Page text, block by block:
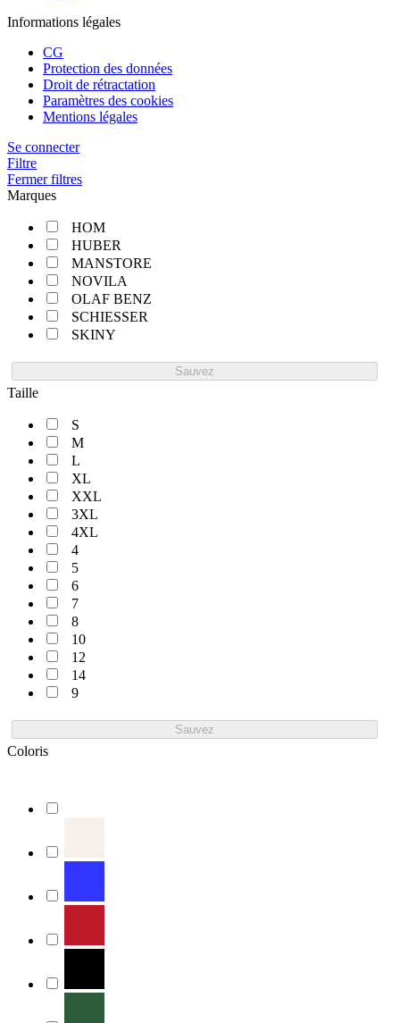
Informations légales
CG
Protection des données
Droit de rétractation
Paramètres des cookies
Mentions légales
Se connecter
Filtre
Fermer filtres
Marques
HOM
HUBER
MANSTORE
NOVILA
OLAF BENZ
SCHIESSER
SKINY
Sauvez
Taille
S
M
L
XL
XXL
3XL
4XL
4
5
6
7
8
10
12
14
9
Sauvez
Coloris